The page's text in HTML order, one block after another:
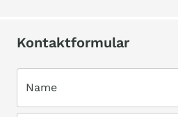
Kontaktformular
Name